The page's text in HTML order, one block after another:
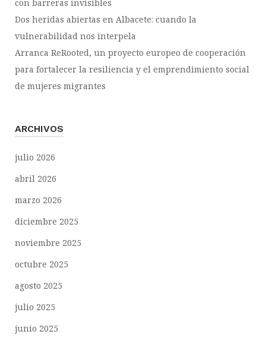
con barreras invisibles
Dos heridas abiertas en Albacete: cuando la
vulnerabilidad nos interpela
Arranca ReRooted, un proyecto europeo de cooperación
para fortalecer la resiliencia y el emprendimiento social
de mujeres migrantes
ARCHIVOS
julio 2026
abril 2026
marzo 2026
diciembre 2025
noviembre 2025
octubre 2025
agosto 2025
julio 2025
junio 2025